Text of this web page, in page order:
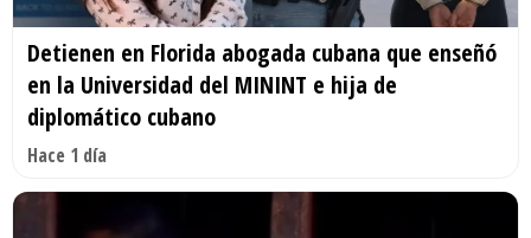
Detienen en Florida abogada cubana que enseñó
en la Universidad del MININT e hija de
diplomático cubano
Hace 1 día